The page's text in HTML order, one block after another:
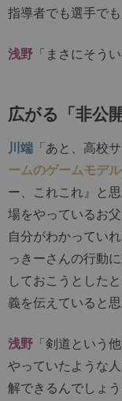
指導者でも選手でも
浅野 「まさにそう
広がる「非公
川端 「あと、高校
ームのゲームモデル
ー、これこれ』と
場をやっているお
自分がわかってい
っきーさんの行動
しておこうとした
義を伝えていると思
浅野 「剣道という
やっていたような
解できるんでしょ